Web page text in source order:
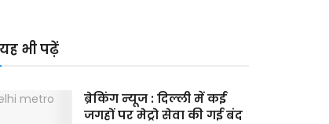
यह भी पढ़ें
ब्रेकिंग न्यूज : दिल्ली में कई
जगहों पर मेट्रो सेवा की गई बंद